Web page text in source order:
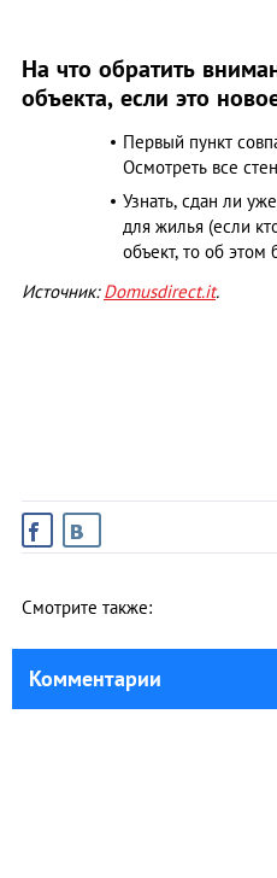
На что обратить
объекта, если это
Первый пункт
Осмотреть все
Узнать, сдан ли
для жилья (если
объект, то об этом
Источник:Domusdirect.it.
Смотрите также:
Комментарии